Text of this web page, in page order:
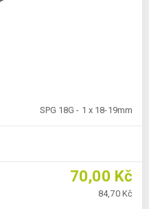
SPG 18G - 1 x 18-19mm
70,00 Kč
84,70 Kč